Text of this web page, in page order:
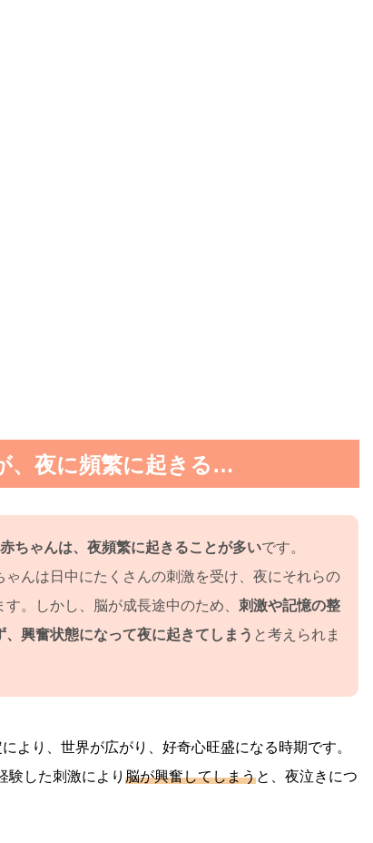
、夜に頻繁に起きる…
ちゃんは、夜頻繁に起きることが多いです。
ゃんは日中にたくさんの刺激を受け、夜にそれらの
。しかし、脳が成長途中のため、 刺激や記憶の整
、興奮状態になって夜に起きてしまう と考えられま
より、世界が広がり、好奇心旺盛になる時期です。
験した刺激により 脳が興奮してしまうと、夜泣きにつ